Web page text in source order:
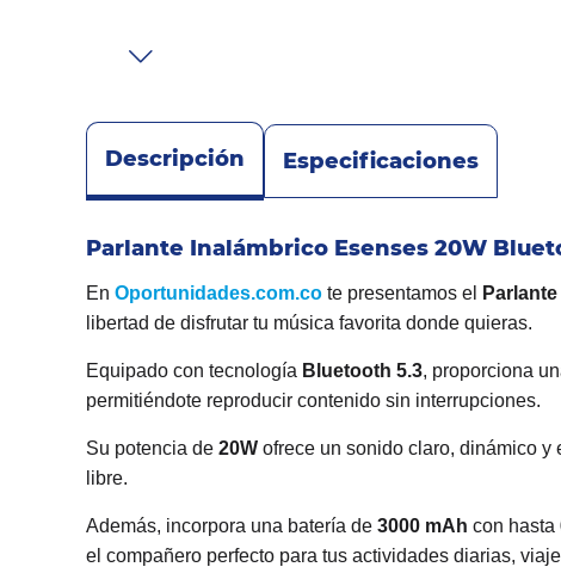
Descripción Especificaciones
Parlante Inalámbrico Esenses 20W
En Oportunidades.com.co te presentamos el
libertad de disfrutar tu música favorita donde quieras.
Equipado con tecnología Bluetooth 5.3, proporciona
permitiéndote reproducir contenido sin interrupciones.
Su potencia de 20W ofrece un sonido claro, dinámico
libre.
Además, incorpora una batería de 3000 mAh con hasta
el compañero perfecto para tus actividades diarias,